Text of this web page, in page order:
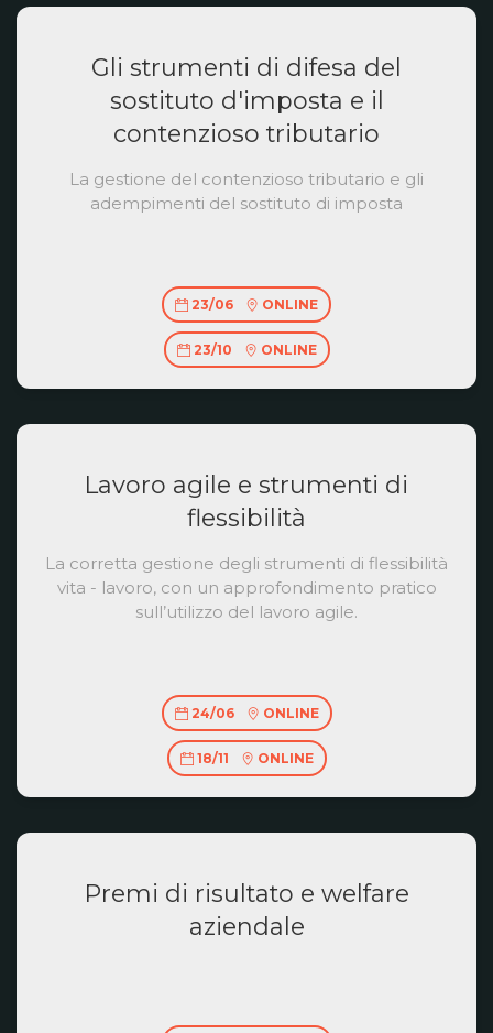
Gli strumenti di difesa del
sostituto d'imposta e il
contenzioso tributario
La gestione del contenzioso tributario e gli
adempimenti del sostituto di imposta
23/06 ONLINE
23/10 ONLINE
Lavoro agile e strumenti di
flessibilità
La corretta gestione degli strumenti di flessibilità
vita - lavoro, con un approfondimento pratico
sull’utilizzo del lavoro agile.
24/06 ONLINE
18/11 ONLINE
Premi di risultato e welfare
aziendale